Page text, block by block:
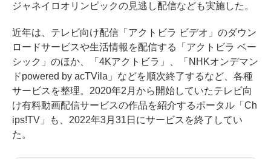
ジャネイロオリンピックの見逃し配信なども実施した。
近年は、テレビ向け配信「アクトビラ ビデオ」のダウン
ロードサービスや生活情報を配信する「アクトビラ ベー
シック」のほか、「4Kアクトビラ」、「NHKオンデマン
ドpowered by acTVila」などを順次終了するなど、各種
サービスを整理。2020年2月から開始していたテレビ向
け有料動画配信サービスの作品を紹介するポータル「Ch
ips!TV」も、2022年3月31日にサービスを終了してい
た。